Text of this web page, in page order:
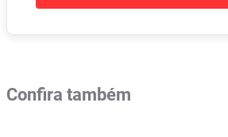
Confira também